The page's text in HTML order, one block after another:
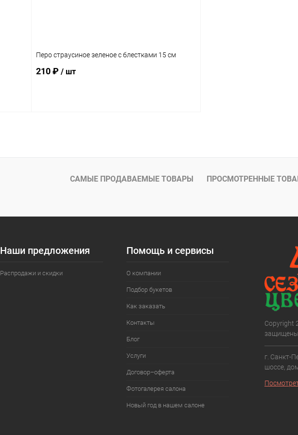
Перо страусиное зеленое с блестками 15 см
210 ₽ / шт
САМЫЕ ПРОДАВАЕМЫЕ ТОВАРЫ ПРОСМОТРЕННЫЕ
Наши предложения
Распродажи и скидки
Помощь и сервисы
О компании
Подбор букетов
Как заказать
Контакты
Блог
Услуги
Договор–оферта
Фотогалерея салона
Новый год в нашем салоне
Copyright
г. Санкт-
шоссе,